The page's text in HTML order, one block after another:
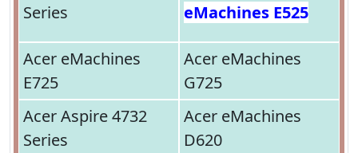
Series
eMachines E525
Acer eMachines
E725
Acer eMachines
G725
Acer Aspire 4732
Series
Acer eMachines
D620